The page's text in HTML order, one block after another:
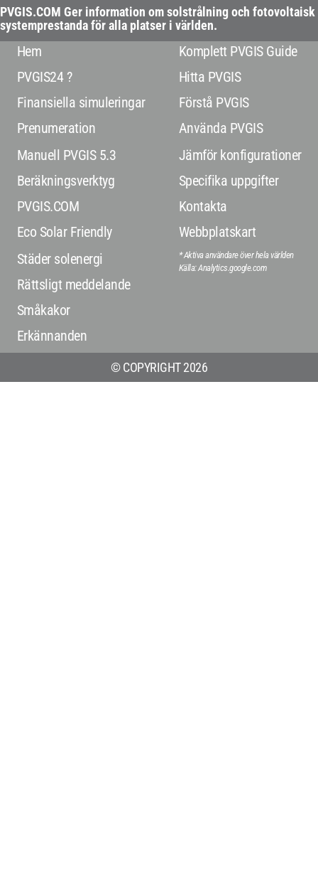
PVGIS.COM Ger information om solstrålning och fotovoltaisk
systemprestanda för alla platser i världen.
Hem
PVGIS24 ?
Finansiella simuleringar
Prenumeration
Manuell PVGIS 5.3
Beräkningsverktyg
PVGIS.COM
Eco Solar Friendly
Städer solenergi
Rättsligt meddelande
Småkakor
Erkännanden
Komplett PVGIS Guide
Hitta PVGIS
Förstå PVGIS
Använda PVGIS
Jämför konfigurationer
Specifika uppgifter
Kontakta
Webbplatskart
* Aktiva användare över hela världen
Källa: Analytics.google.com
© COPYRIGHT 2026